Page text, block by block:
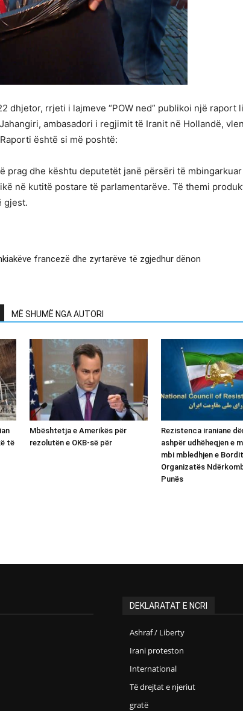
dhjetor, rrjeti i lajmeve “POW ned” publikoi një
ambasadori i regjimit të Iranit në Hollandë,
është si më poshtë:
prag dhe kështu deputetët janë përsëri të
në kutitë postare të parlamentarëve. Të themi
gjest.
francezë dhe zyrtarëve të zgjedhur dënon
MË SHUMË NGA AUTORI
të
Mbështetja e Amerikës për
rezolutën e OKB-së për
Rezistenca iraniane
ashpër udhëheqjen e
mbi mbledhjen e
Organizatës
Punës
DEKLARATAT E NCRI
Ashraf / Liberty
Irani proteston
International
Të drejtat e njeriut
gratë